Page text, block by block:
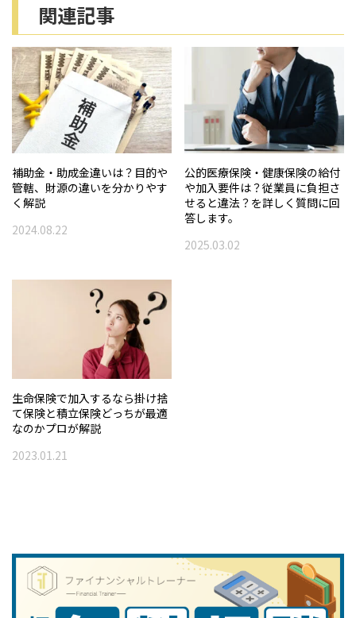
関連記事
補助金・助成金違いは？目的や
管轄、財源の違いを分かりやす
く解説
2024.08.22
公的医療保険・健康保険の給付
や加入要件は？従業員に負担さ
せると違法？を詳しく質問に回
答します。
2025.03.02
生命保険で加入するなら掛け捨
て保険と積立保険どっちが最適
なのかプロが解説
2023.01.21